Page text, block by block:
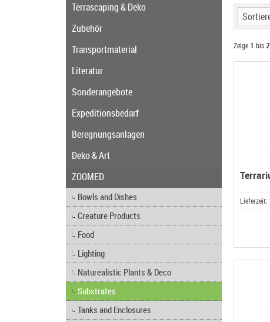
Zeige 1 bis
Lieferzeit:
Terrascaping & Deko
Zubehör
Transportmaterial
Literatur
Sonderangebote
Expeditionsbedarf
Beregnungsanlagen
Deko & Art
ZOOMED
Bowls and Dishes
Creature Products
Food
Lighting
Naturealistic Plants & Deco
Substrates
Tanks and Enclosures